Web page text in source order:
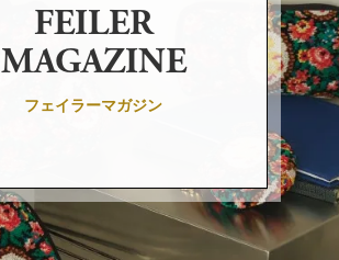
FEILER
MAGAZINE
フェイラーマガジン